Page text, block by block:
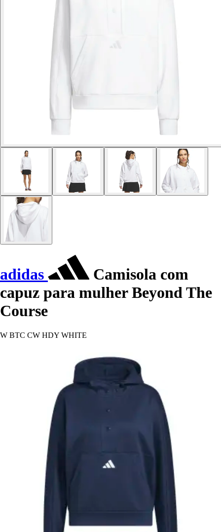
adidas
Camisola com
capuz para mulher Beyond The
Course
W BTC CW HDY WHITE